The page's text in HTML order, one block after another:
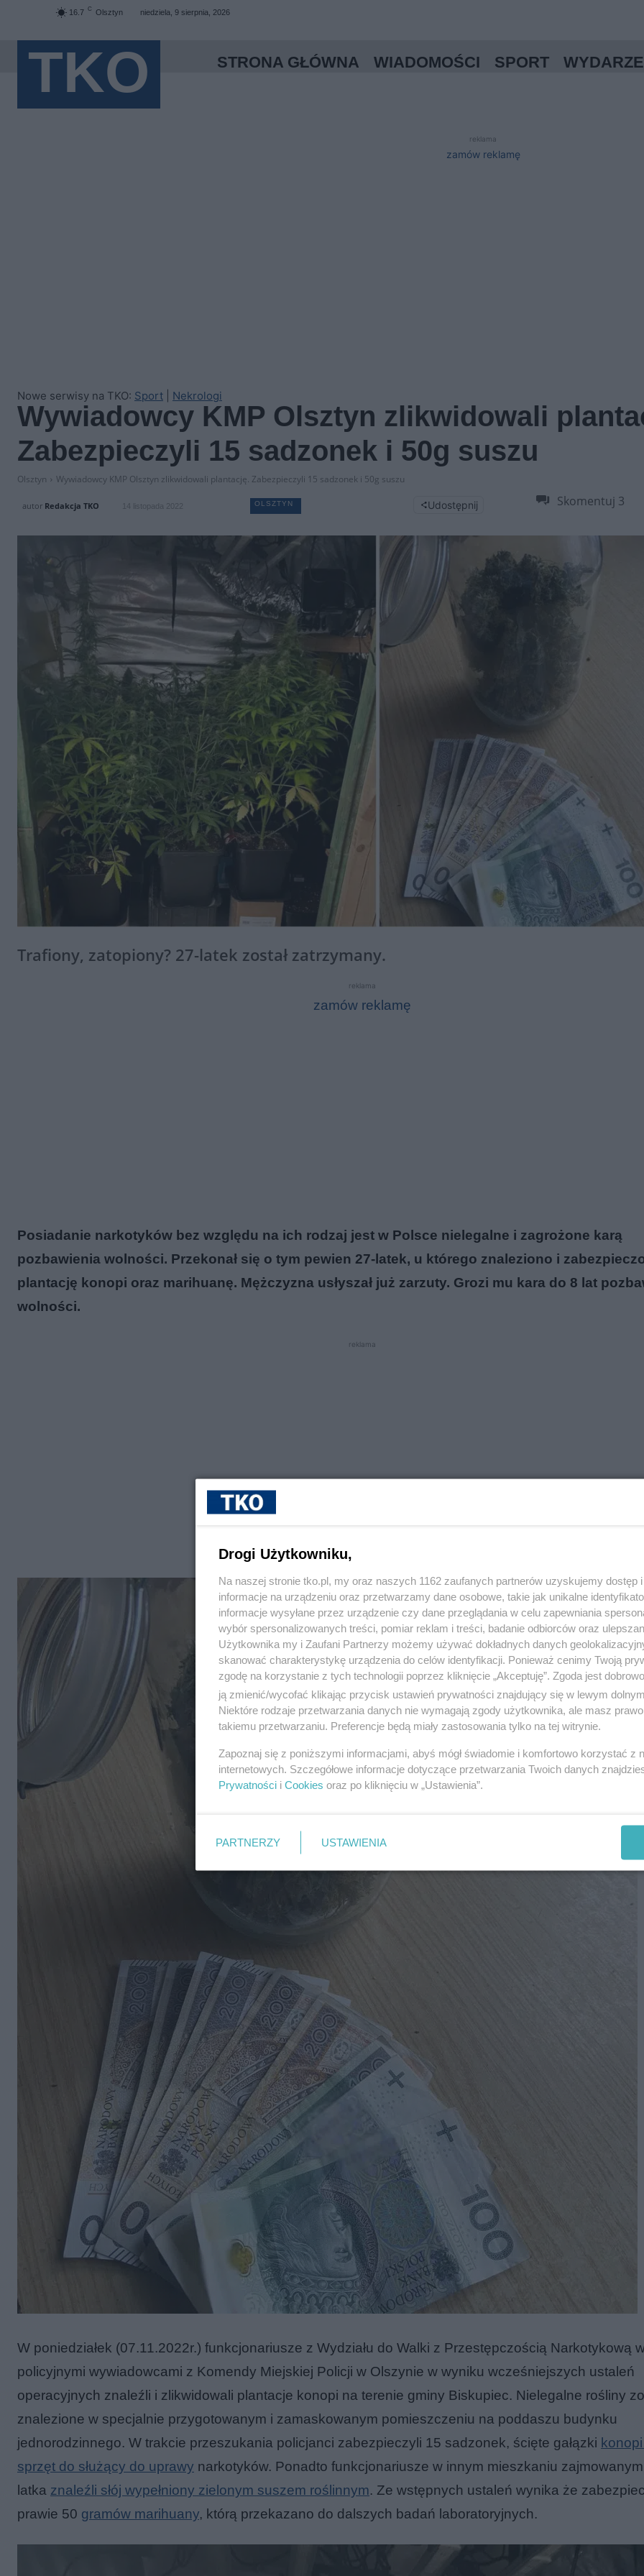
16.7 C Olsztyn niedziela, 9 sierpnia, 2026
TKO STRONA GŁÓWNA WIADOMOŚCI SPORT
reklama
zamów reklamę
Nowe serwisy na TKO: Sport Nekrologi
Wywiadowcy KMP Olsztyn zlikwidowali
Zabezpieczyli 15 sadzonek i 50g suszu
Olsztyn Wywiadowcy KMP Olsztyn zlikwidowali plantację. Zabezpieczyli 15 sadzonek i 50g suszu
autor Redakcja TKO 14 listopada 2022 OLSZTYN Udostępnij Skomentuj 3
Trafiony, zatopiony? 27-latek został zatrzymany.
reklama
zamów reklamę
Posiadanie narkotyków bez względu na ich rodzaj jest w Polsce nielegalne i zagrożone karą
pozbawienia wolności. Przekonał się o tym pewien 27-latek, u którego znaleziono i
plantację konopi oraz marihuanę. Mężczyzna usłyszał już zarzuty. Grozi mu kara do 8 lat
wolności.
reklama
W poniedziałek (07.11.2022r.) funkcjonariusze z Wydziału do Walki z Przestępczością Narkotykową
policyjnymi wywiadowcami z Komendy Miejskiej Policji w Olszynie w wyniku wcześniejszych ustaleń
operacyjnych znaleźli i zlikwidowali plantacje konopi na terenie gminy Biskupiec. Nielegalne rośliny
znalezione w specjalnie przygotowanym i zamaskowanym pomieszczeniu na poddaszu budynku
jednorodzinnego. W trakcie przeszukania policjanci zabezpieczyli 15 sadzonek, ścięte gałązki
sprzęt do służący do uprawy narkotyków. Ponadto funkcjonariusze w innym mieszkaniu
latka znaleźli słój wypełniony zielonym suszem roślinnym. Ze wstępnych ustaleń wynika że
prawie 50 gramów marihuany, którą przekazano do dalszych badań laboratoryjnych.
Drogi Użytkowniku,
Na naszej stronie tko.pl, my oraz naszych 1162 zaufanych partnerów uzyskujemy dostęp
informacje na urządzeniu oraz przetwarzamy dane osobowe, takie jak unikalne
informacje wysyłane przez urządzenie czy dane przeglądania w celu zapewniania
wybór spersonalizowanych treści, pomiar reklam i treści, badanie odbiorców oraz
Użytkownika my i Zaufani Partnerzy możemy używać dokładnych danych
skanować charakterystykę urządzenia do celów identyfikacji. Ponieważ cenimy Twoją
zgodę na korzystanie z tych technologii poprzez kliknięcie „Akceptuję”. Zgoda jest
ją zmienić/wycofać klikając przycisk ustawień prywatności znajdujący się w lewym
Niektóre rodzaje przetwarzania danych nie wymagają zgody użytkownika, ale masz
takiemu przetwarzaniu. Preferencje będą miały zastosowania tylko na tej witrynie.
Zapoznaj się z poniższymi informacjami, abyś mógł świadomie i komfortowo korzystać z
internetowych. Szczegółowe informacje dotyczące przetwarzania Twoich danych
Prywatności i Cookies oraz po kliknięciu w „Ustawienia”.
PARTNERZY USTAWIENIA